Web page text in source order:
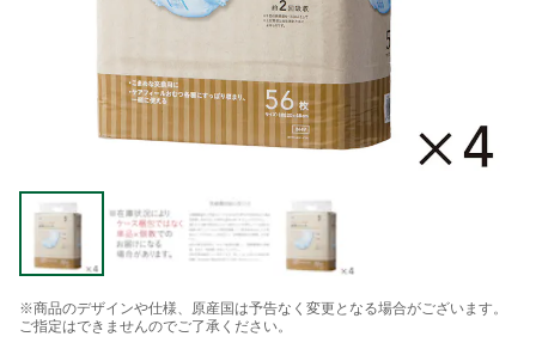
※商品のデザインや仕様、原産国は予告なく変更となる場合がございます。
ご指定はできませんのでご了承ください。